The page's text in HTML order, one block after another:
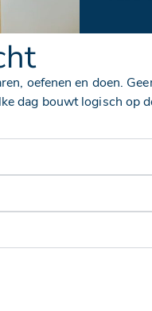
oefenen en doen.
dag bouwt logisch op